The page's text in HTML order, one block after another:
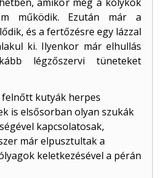
működik. Ezután már a
és a fertőzésre egy lázzal
ki. Ilyenkor már elhullás
légzőszervi tüneteket
felnőtt kutyák herpes
is elsősorban olyan szukák
kapcsolatosak,
már elpusztultak a
keletkezésével a pérán